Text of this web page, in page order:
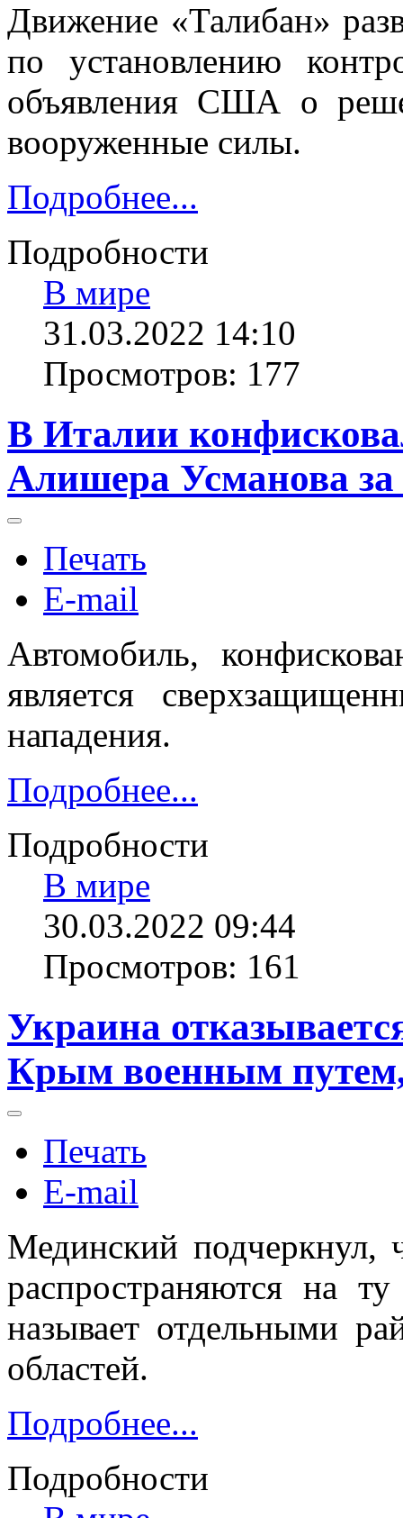
Движение «Талибан»
по установлению
объявления США о
вооруженные силы.
Подробнее...
Подробности
В мире
31.03.2022 14:10
Просмотров: 177
В Италии
Алишера Усманова за
Печать
E-mail
Автомобиль,
является
нападения.
Подробнее...
Подробности
В мире
30.03.2022 09:44
Просмотров: 161
Украина
Крым военным
Печать
E-mail
Мединский подчеркнул,
распространяются на
называет отдельными
областей.
Подробнее...
Подробности